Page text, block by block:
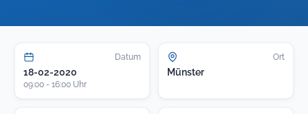
Datum
18-02-2020
09:00 - 16:00 Uhr
Ort
Münster